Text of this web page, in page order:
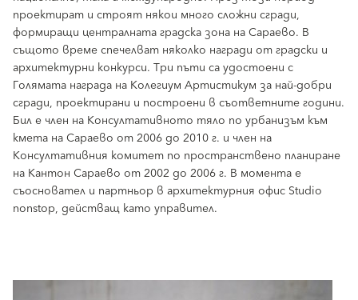
проектират и строят някои много сложни сгради,
формиращи централната градска зона на Сараево. В
същото време спечелват няколко награди от градски и
архитектурни конкурси. Три пъти са удостоени с
Голямата награда на Колегиум Артистикум за най-добри
сгради, проектирани и построени в съответните години.
Бил е член на Консултативното тяло по урбанизъм към
кмета на Сараево от 2006 до 2010 г. и член на
Консултативния комитет по пространствено планиране
на Кантон Сараево от 2002 до 2006 г. В момента е
съосновател и партньор в архитектурния офис Studio
nonstop, действащ като управител.